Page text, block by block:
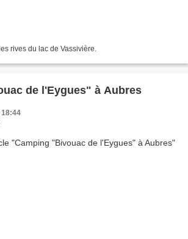
rives du lac de Vassivière.
de l'Eygues" à Aubres
18:44